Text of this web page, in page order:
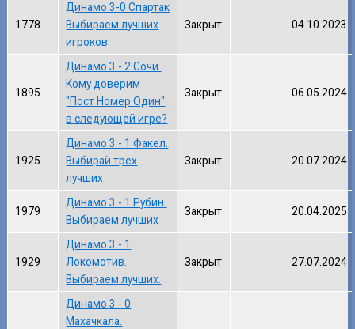
1778
Динамо 3-0 Спартак
Выбираем лучших
игроков
Закрыт 04.10.2023
1895
Динамо 3 - 2 Сочи.
Кому доверим
"Пост Номер Один"
в следующей игре?
Закрыт 06.05.2024
1925
Динамо 3 - 1 Факел.
Выбирай трех
лучших
Закрыт 20.07.2024
1979
Динамо 3 - 1 Рубин.
Выбираем лучших
Закрыт 20.04.2025
1929
Динамо 3 - 1
Локомотив.
Выбираем лучших.
Закрыт 27.07.2024
Динамо 3 - 0
Махачкала.